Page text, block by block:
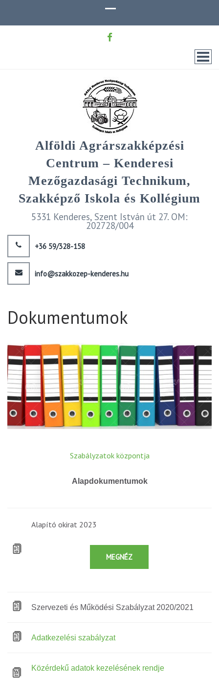
Alföldi Agrárszakképzési
Centrum – Kenderesi
Mezőgazdasági Technikum,
Szakképző Iskola és Kollégium
5331 Kenderes, Szent István út 27. OM:
202728/004
+36 59/328-158
info@szakkozep-kenderes.hu
Dokumentumok
Szabályzatok központja
Alapdokumentumok
Alapító okirat 2023
MEGNÉZ
Szervezeti és Működési Szabályzat 2020/2021
Adatkezelési szabályzat
Közérdekű adatok kezelésének rendje